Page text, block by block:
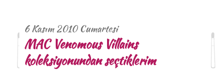
6 Kasım 2010 Cumartesi
MAC Venomous Villains
koleksiyonundan seçtiklerim